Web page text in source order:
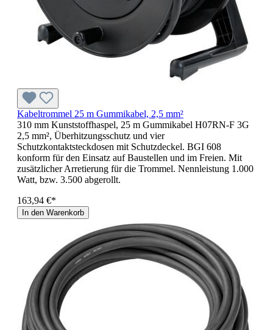
Kabeltrommel 25 m Gummikabel, 2,5 mm²
310 mm Kunststoffhaspel, 25 m Gummikabel H07RN-F 3G
2,5 mm², Überhitzungsschutz und vier
Schutzkontaktsteckdosen mit Schutzdeckel. BGI 608
konform für den Einsatz auf Baustellen und im Freien. Mit
zusätzlicher Arretierung für die Trommel. Nennleistung 1.000
Watt, bzw. 3.500 abgerollt.
163,94 €*
In den Warenkorb